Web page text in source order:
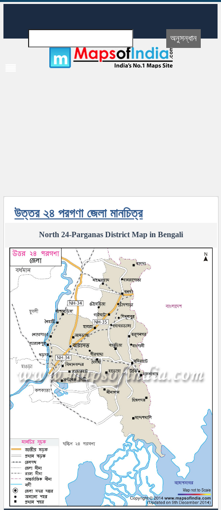
উত্তর ২৪ পরগণা জেলা মানচিত্র
North 24-Parganas District Map in Bengali